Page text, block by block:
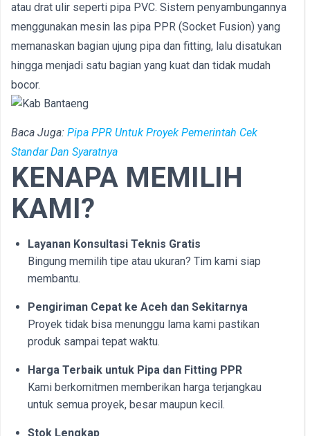
atau drat ulir seperti pipa PVC. Sistem penyambungannya
menggunakan mesin las pipa PPR (Socket Fusion) yang
memanaskan bagian ujung pipa dan fitting, lalu disatukan
hingga menjadi satu bagian yang kuat dan tidak mudah
bocor.
Baca Juga: Pipa PPR Untuk Proyek Pemerintah Cek
Standar Dan Syaratnya
KENAPA MEMILIH
KAMI?
Layanan Konsultasi Teknis Gratis
Bingung memilih tipe atau ukuran? Tim kami siap
membantu.
Pengiriman Cepat ke Aceh dan Sekitarnya
Proyek tidak bisa menunggu lama kami pastikan
produk sampai tepat waktu.
Harga Terbaik untuk Pipa dan Fitting PPR
Kami berkomitmen memberikan harga terjangkau
untuk semua proyek, besar maupun kecil.
Stok Lengkap